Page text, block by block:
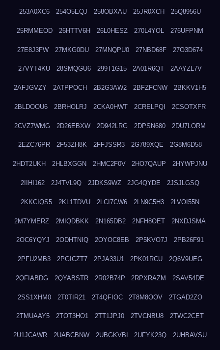
253A0XC6 254O5EQJ 258OBXAU 25JR0XCH 25Q8956U
25RMMEOD 26HTTV6H 26L0HESZ 270L4YOL 276UFPNM
27E8J3FW 27MKG0DU 27MNQPU0 27NBD68F 27O3D674
27VYT4KU 28SMQGU6 299T1G15 2A01R6QT 2AAYZL7V
2AFJGVZY 2ATPPOCH 2B2G3AW2 2BFZFCNW 2BKKV1H5
2BLDOOU6 2BRHOLRJ 2CKA0HWT 2CRELPQI 2CSOTXFR
2CVZ7WMG 2D26EBXW 2D942LRG 2DPSN680 2DU7LORM
2EZC76PR 2F53ZH8K 2FFJSSR3 2G789XQE 2G8M6D58
2HDT2UKH 2HLBXGGN 2HMC2F0V 2HO7QAUP 2HYWPJNU
2IIHI162 2J4TVL9Q 2JDKS9WZ 2JG4QYDE 2JSJLGSQ
2KKCIQS5 2KL1TDVU 2LCI7CW6 2LN9C5H3 2LVOI55N
2M7YMERZ 2MIQDBKK 2N165DB2 2NFH8OET 2NXDJSMA
2OC6YQYJ 2ODHTNIQ 2OYOC8EB 2P5KVO7J 2PB26F91
2PFU2MB3 2PGICZT7 2PJA33U1 2PK01RCU 2Q6V9UEG
2QFIABDG 2QYABSTR 2R02B74P 2RPXRAZM 2SAV54DE
2SS1XHM0 2T0TIR21 2T4QFIOC 2T8M8OOV 2TGAD2ZO
2TMUAAY5 2TOT3HO1 2TT1JPJ0 2TVCNBU8 2TWC2CET
2U1JCAWR 2UABCBNW 2UBGKVBI 2UFYK23Q 2UHBAVSU